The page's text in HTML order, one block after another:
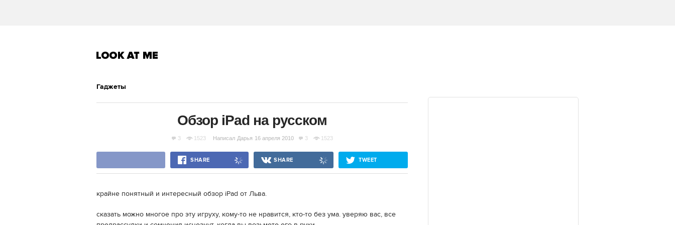
Гаджеты
Обзор iPad на русском
3 1523 Написал Дарья 16 апреля 2010 3 1523
SHARE SHARE TWEET
крайне понятный и интересный обзор iPad от Льва.
сказать можно многое про эту игруху, кому-то не нравится, кто-то без ума. уверяю вас, все